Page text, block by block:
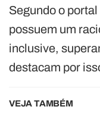
Segundo o
possuem um
inclusive,
destacam por
VEJA TAMBÉM